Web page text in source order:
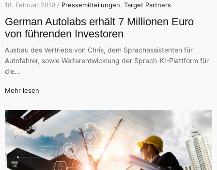
18. Februar 2019 / Pressemitteilungen Target Partners
German Autolabs erhält 7 Millionen Euro
von führenden Investoren
Ausbau des Vertriebs von Chris, dem Sprachassistenten für
Autofahrer, sowie Weiterentwicklung der Sprach-KI-Plattform für
die…
Mehr lesen